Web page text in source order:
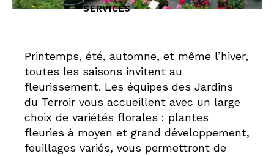
SERVICES
Printemps, été, automne, et même l’hiver,
toutes les saisons invitent au
fleurissement. Les équipes des Jardins
du Terroir vous accueillent avec un large
choix de variétés florales : plantes
fleuries à moyen et grand développement,
feuillages variés, vous permettront de